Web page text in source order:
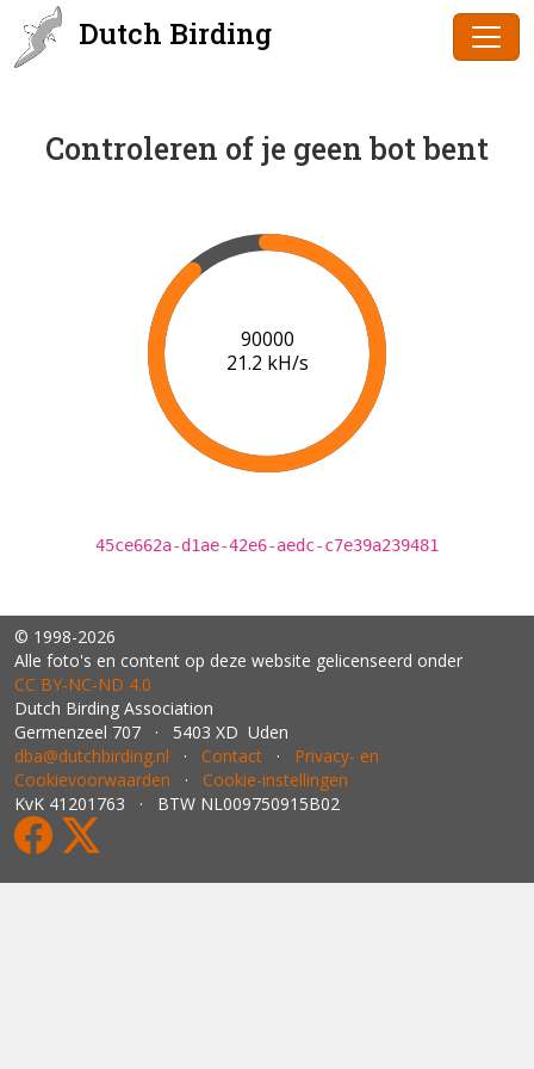
Dutch Birding
Controleren of je geen bot bent
91000
21.2 kH/s
45ce662a-d1ae-42e6-aedc-c7e39a239481
© 1998-2026
Alle foto's en content op deze website gelicenseerd onder
CC BY‑NC‑ND 4.0
Dutch Birding Association
Germenzeel 707 · 5403 XD Uden
dba@dutchbirding.nl · Contact · Privacy- en
Cookievoorwaarden · Cookie-instellingen
KvK 41201763 · BTW NL009750915B02